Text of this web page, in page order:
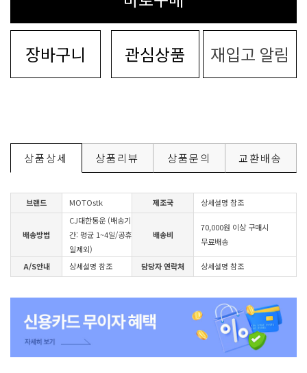
장바구니 관심상품 재입고 알림
상품상세 상품리뷰 상품문의 교환배송
브랜드 MOTOstk 제조국 상세설명 참조
배송방법
CJ대한통운 (배송기
간: 평균 1~4일/공휴
일제외)
배송비
70,000원 이상 구매시
무료배송
A/S안내 상세설명 참조 담당자 연락처 상세설명 참조